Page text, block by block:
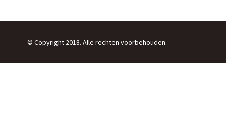
© Copyright 2018. Alle rechten voorbehouden.